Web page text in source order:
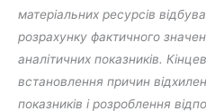
матеріальних ресурсів
розрахунку фактичного
аналітичних показників.
встановлення причин
показників і розроблення